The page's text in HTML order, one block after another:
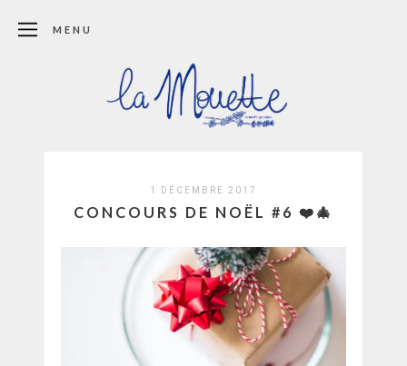
MENU
1 DÉCEMBRE 2017
CONCOURS DE NOËL #6 ❤️🎄